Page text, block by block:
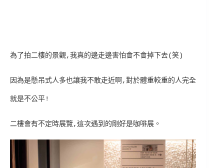
為了拍二樓的景觀,我真的邊走邊害怕會不會掉下去(笑)
因為是懸吊式人多也讓我不敢走近啊,對於體重較重的人完全
就是不公平!
二樓會有不定時展覽,這次遇到的剛好是咖啡展。